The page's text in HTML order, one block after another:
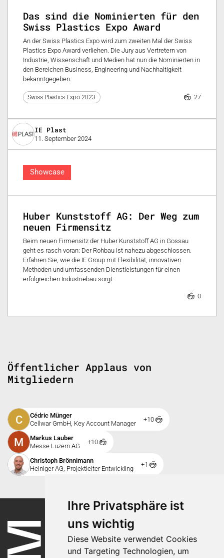
Ihre Privatsphäre ist
uns wichtig
Diese Website verwendet Cookies
und Targeting Technologien, um
Das sind die Nominierten für den
Swiss Plastics Expo Award
An der Swiss Plastics Expo wird zum zweiten Mal der Swiss
Plastics Expo Award verliehen. Die Jury aus Vertretern von
Industrie, Wissenschaft und Medien hat nun die Nominierten in
den Bereichen Business, Engineering und Nachhaltigkeit
bekanntgegeben.
Swiss Plastics Expo 2023 27
IE Plast
11. September 2024
Showcase
Huber Kunststoff AG: Der Weg zum
neuen Firmensitz
Beim neuen Firmensitz der Huber Kunststoff AG in Gossau
geht es rasch voran: Der Rohbau ist nahezu abgeschlossen.
Erfahren Sie, wie die IE Group mit Flexibilität, innovativen
Methoden und umfassenden Dienstleistungen für einen
erfolgreichen Industriebau sorgt.
0
Öffentlicher Applaus von
Mitgliedern
C
Cédric Münger
Cellwar GmbH, Key Account Manager
+10
M
Markus Lauber
Messe Luzern AG
+10
Christoph Brönnimann
Heiniger AG, Projektleiter Entwickling
+1